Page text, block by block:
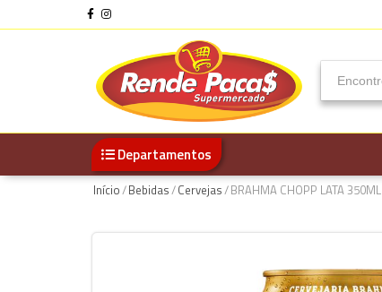
Departamentos
Início/Bebidas/Cervejas/BRAHMA CHOPP LATA 350ML